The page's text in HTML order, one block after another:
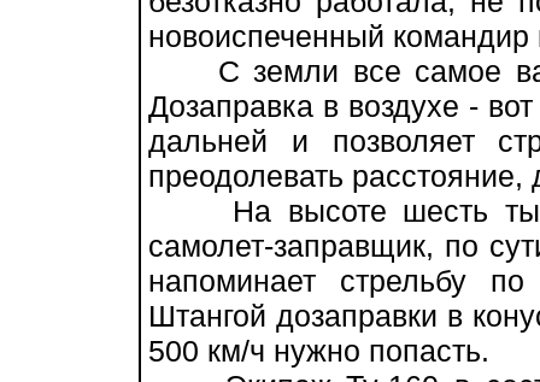
новоиспеченный командир
С земли все самое
Дозаправка в воздухе -
дальней и позволяет
преодолевать
На высоте шесть
самолет-заправщик, по
напоминает стрельбу
Штангой дозаправки в
500 км/ч нужно попасть.